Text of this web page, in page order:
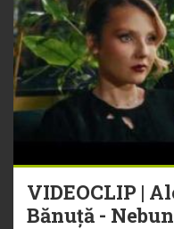
VIDEOCLIP |
Bănuță - Nebun